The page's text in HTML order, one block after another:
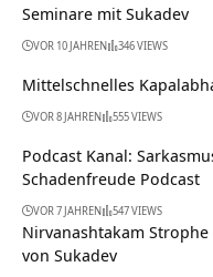
Seminare mit Sukadev
VOR 10 JAHREN 346 VIEWS
Mittelschnelles
VOR 8 JAHREN 555 VIEWS
Podcast Kanal:
Schadenfreude Podcast
VOR 7 JAHREN 547 VIEWS
Nirvanashtakam
von Sukadev